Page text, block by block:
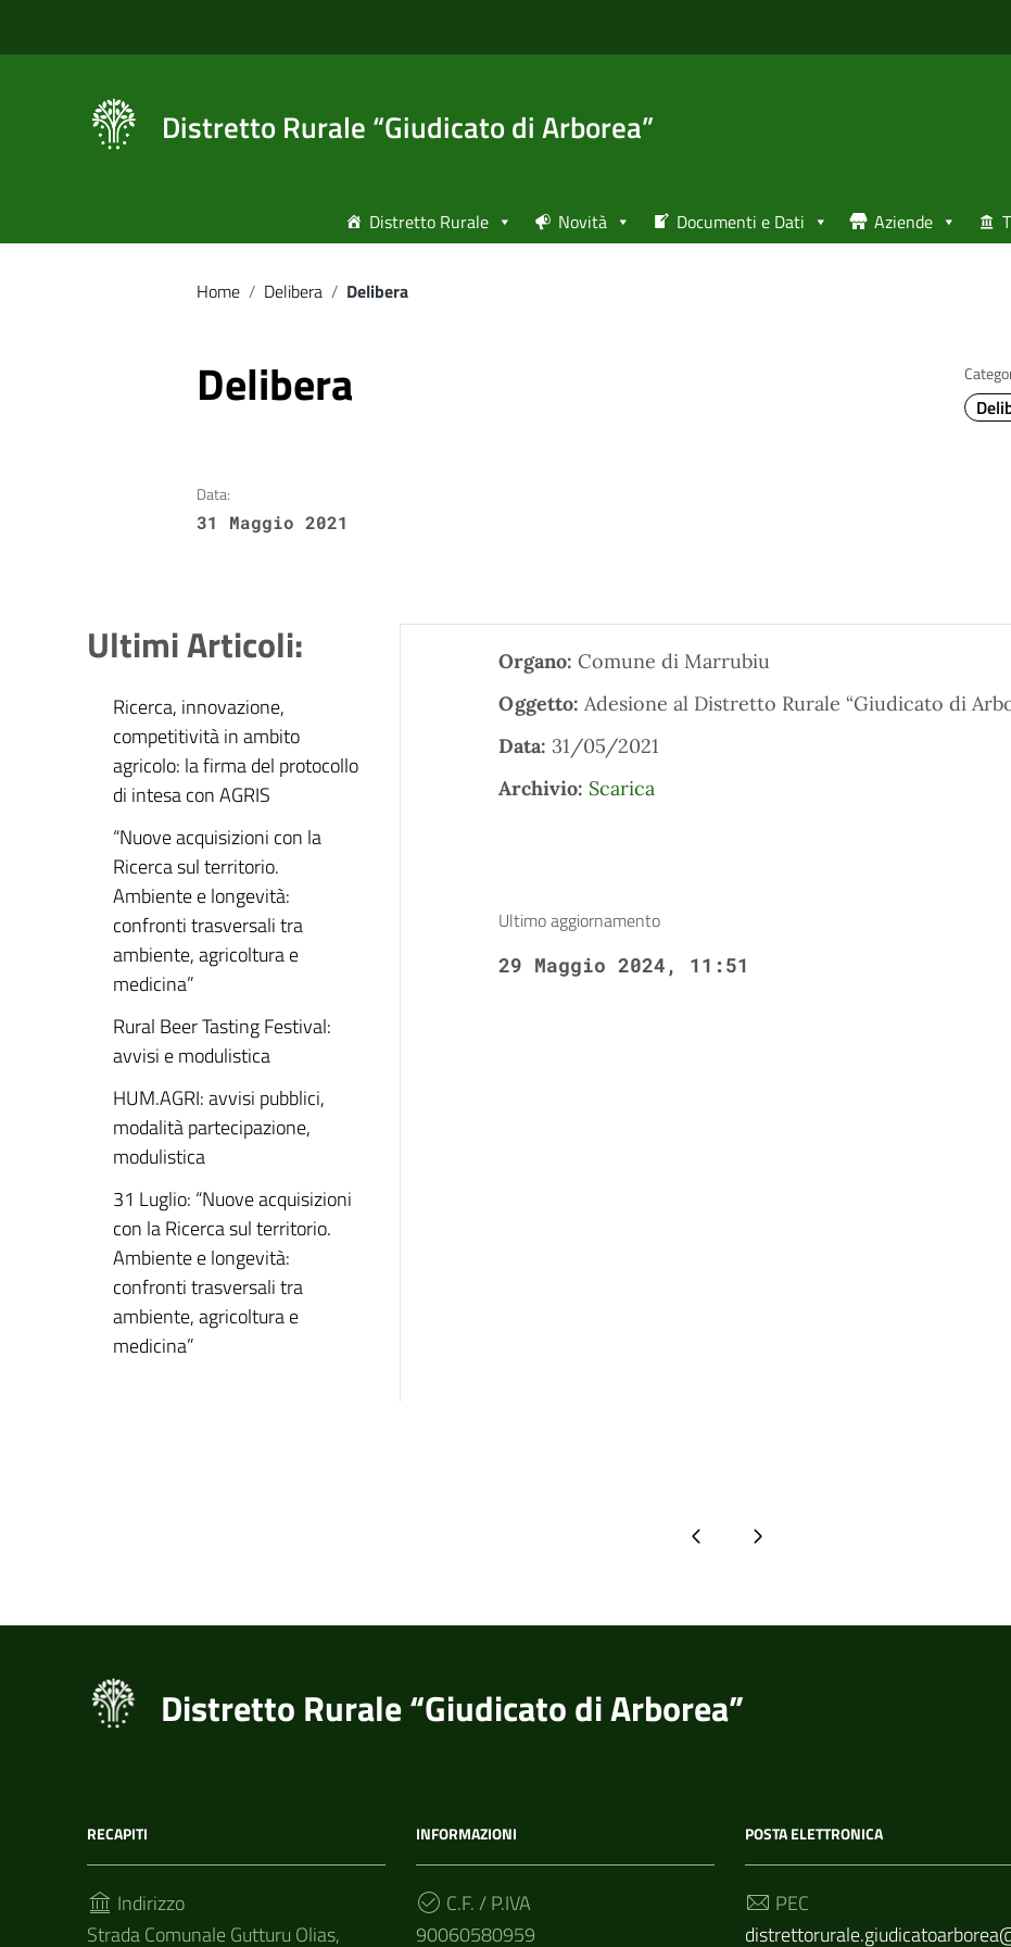
Distretto Rurale “Giudicato di Arborea”
Distretto Rurale Novità Documenti e Dati Aziende
Home / Delibera / Delibera
Delibera
Data:
31 Maggio 2021
Ultimi Articoli:
Ricerca, innovazione,
competitività in ambito
agricolo: la firma del protocollo
di intesa con AGRIS
“Nuove acquisizioni con la
Ricerca sul territorio.
Ambiente e longevità:
confronti trasversali tra
ambiente, agricoltura e
medicina”
Rural Beer Tasting Festival:
avvisi e modulistica
HUM.AGRI: avvisi pubblici,
modalità partecipazione,
modulistica
31 Luglio: “Nuove acquisizioni
con la Ricerca sul territorio.
Ambiente e longevità:
confronti trasversali tra
ambiente, agricoltura e
medicina”
Organo: Comune di Marrubiu
Oggetto: Adesione al Distretto Rurale “Giudicato di
Data: 31/05/2021
Archivio: Scarica
Ultimo aggiornamento
29 Maggio 2024, 11:51
Pagina precedentePagina successiva
Distretto Rurale “Giudicato di Arborea”
RECAPITI
Indirizzo
Strada Comunale Gutturu Olias,
INFORMAZIONI
C.F. / P.IVA
90060580959
POSTA ELETTRONICA
PEC